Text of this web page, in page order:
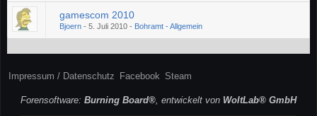
gamescom 2010
Bjoern - 5. Juli 2010 - Bohramt - Allgemein
Impressum / Datenschutz Facebook Steam
Forensoftware: Burning Board®, entwickelt von WoltLab® GmbH